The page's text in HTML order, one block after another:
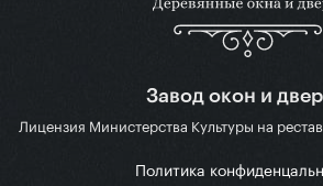
Завод окон и
Лицензия Министерства Культуры на
Политика